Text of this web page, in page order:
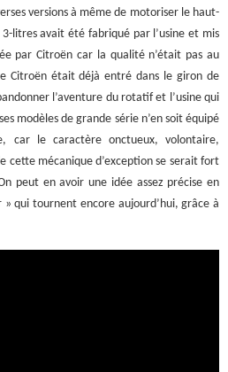
versions à même de motoriser le haut-
litres avait été fabriqué par l’usine et mis
par Citroën car la qualité n’était pas au
Citroën était déjà entré dans le giron de
l’aventure du rotatif et l’usine qui
modèles de grande série n’en soit équipé
car le caractère onctueux, volontaire,
cette mécanique d’exception se serait fort
peut en avoir une idée assez précise en
» qui tournent encore aujourd’hui, grâce à